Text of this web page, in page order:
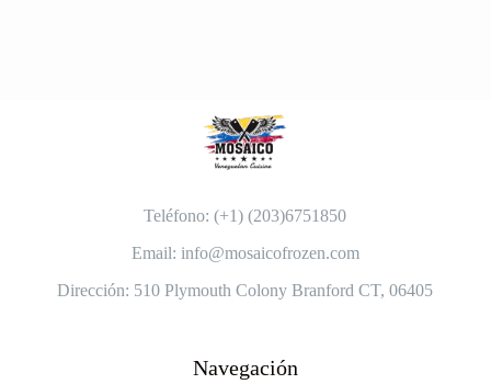
Teléfono: (+1) (203)6751850
Email: info@mosaicofrozen.com
Dirección: 510 Plymouth Colony Branford CT, 06405
Navegación